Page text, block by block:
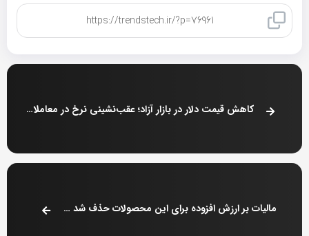
کاهش قیمت دلار در بازار آزاد؛ عقب‌نشینی نرخ در معاملات امروز + جدول
مالیات بر ارزش افزوده برای این محصولات حذف شد + فهرست کامل